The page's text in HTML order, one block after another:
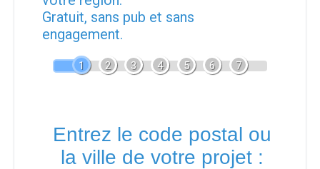
Gratuit, sans pub et sans
engagement.
1 2 3 4 5 6 7
Entrez le code postal ou
la ville de votre projet :